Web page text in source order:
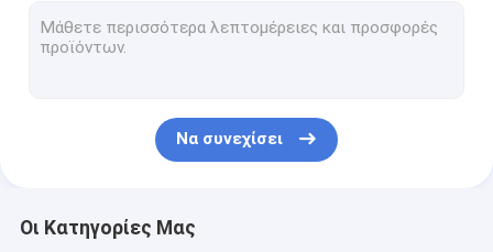
Να συνεχίσει
Οι Κατηγορίες Μας